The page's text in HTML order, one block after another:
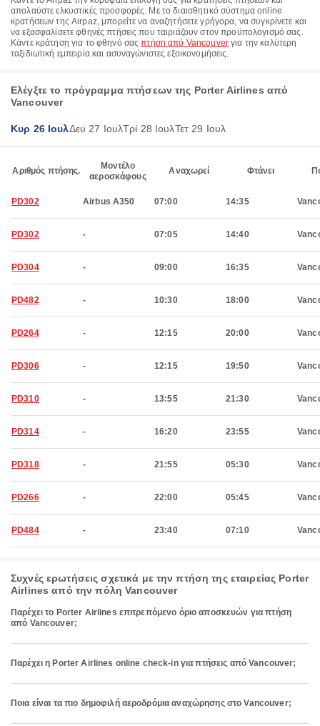
απολαύστε ελκυστικές προσφορές. Με το διαισθητικό σύστημα online
κρατήσεων της Airpaz, μπορείτε να αναζητήσετε γρήγορα, να συγκρίνετε και
να εξασφαλίσετε φθηνές πτήσεις που ταιριάζουν στον προϋπολογισμό σας.
Κάντε κράτηση για το φθηνό σαςπτήση από Vancouver για την καλύτερη
ταξιδιωτική εμπειρία και ασυναγώνιστες εξοικονομήσεις.
Ελέγξτε το πρόγραμμα πτήσεων της Porter Airlines από
Vancouver
Κυρ 26 ΙουλΔευ 27 ΙουλΤρί 28 ΙουλΤετ 29 Ιουλ
Αριθμός πτήσης.
Μοντέλο
αεροσκάφους
Αναχωρεί Φτάνει
PD302 Airbus A350 07:00 14:35
PD302 - 07:05 14:40
PD304 - 09:00 16:35
PD482 - 10:30 18:00
PD264 - 12:15 20:00
PD306 - 12:15 19:50
PD310 - 13:55 21:30
PD314 - 16:20 23:55
PD318 - 21:55 05:30
PD266 - 22:00 05:45
PD484 - 23:40 07:10
Συχνές ερωτήσεις σχετικά με την πτήση της εταιρείας Porter
Airlines από την πόλη Vancouver
Παρέχει το Porter Airlines επιτρεπόμενο όριο αποσκευών για πτήση
από Vancouver;
Παρέχει η Porter Airlines online check-in για πτήσεις από Vancouver;
Ποια είναι τα πιο δημοφιλή αεροδρόμια αναχώρησης στο Vancouver;